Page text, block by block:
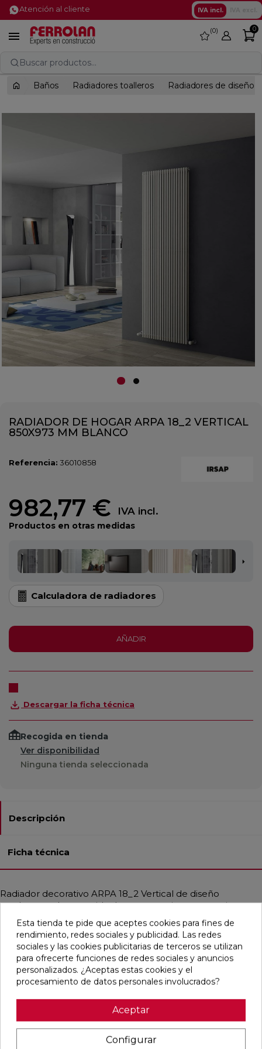
Atención al cliente IVA incl.
 favorite
0 0
Buscar productos...
Baños Radiadores toalleros Radiadores de diseño
RADIADOR DE HOGAR ARPA 18_2 VERTICAL
850X973 MM BLANCO
Referencia: 36010858
982,77 € IVA incl.
Productos en otras medidas
Calculadora de radiadores
AÑADIR
Descargar la ficha técnica
Recogida en tienda
Ver disponibilidad
Ninguna tienda seleccionada
Descripción
Ficha técnica
Radiador decorativo ARPA 18_2 Vertical de diseño
moderno y elegante, ideal para estancias que requieren
altas potencias térmicas. Fabricado en acero con tubos
verticales de Ø18 mm y colectores de Ø30 mm, ofrece una
estética sobria con gran modularidad. Perfecto para
calderas de condensación y bombas de calor, proporciona
un calor uniforme adaptado a instalaciones de baja
temperatura. Disponible en diferentes medidas, alcanza
potencias de hasta 3708 W. Incluye purgador, tapón ciego
y soportes a juego. Presión máx.: 10 bar. Temp. máx.: 95 °C.
Esta tienda te pide que aceptes cookies para fines de
rendimiento, redes sociales y publicidad. Las redes
sociales y las cookies publicitarias de terceros se utilizan
para ofrecerte funciones de redes sociales y anuncios
personalizados. ¿Aceptas estas cookies y el
procesamiento de datos personales involucrados?
Aceptar
Configurar